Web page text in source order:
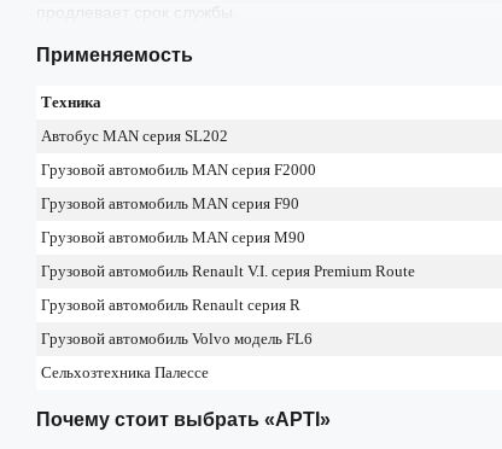
продлевает срок службы.
Применяемость
Техника
Автобус MAN серия SL202
Грузовой автомобиль MAN серия F2000
Грузовой автомобиль MAN серия F90
Грузовой автомобиль MAN серия М90
Грузовой автомобиль Renault V.I. серия Premium Route
Грузовой автомобиль Renault серия R
Грузовой автомобиль Volvo модель FL6
Сельхозтехника Палессе
Почему стоит выбрать «АРТІ»